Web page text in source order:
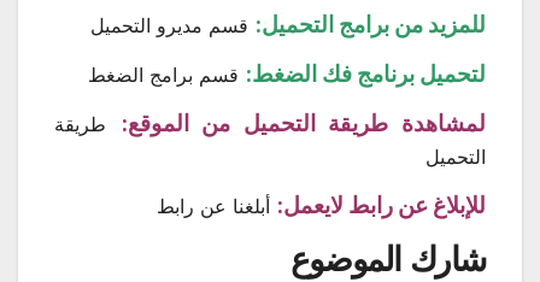
للمزيد من برامج التحميل: قسم مديرو التحميل
لتحميل برنامج فك الضغط: قسم برامج الضغط
لمشاهدة طريقة التحميل من الموقع:
طريقة
التحميل
للإبلاغ عن رابط لايعمل: أبلغنا عن رابط
شارك الموضوع